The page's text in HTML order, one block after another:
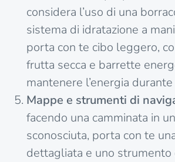
considera l’uso di una
sistema di idratazione a
porta con te cibo leggero,
frutta secca e barrette
mantenere l’energia
Mappe e strumenti di
facendo una camminata in
sconosciuta, porta con te
dettagliata e uno strumento